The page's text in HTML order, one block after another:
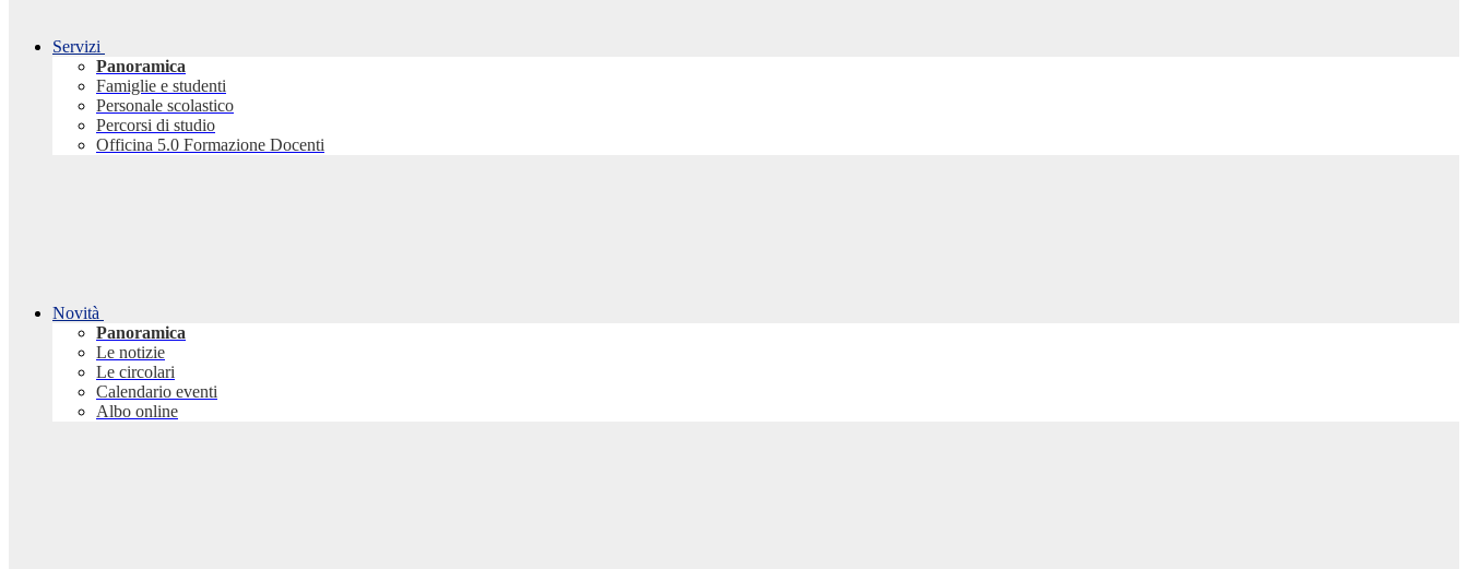
Servizi
Panoramica
Famiglie e studenti
Personale scolastico
Percorsi di studio
Officina 5.0 Formazione Docenti
Novità
Panoramica
Le notizie
Le circolari
Calendario eventi
Albo online